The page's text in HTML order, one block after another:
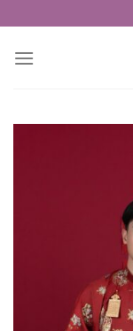
to
content